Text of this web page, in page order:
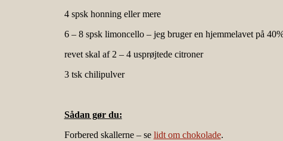
4 spsk honning eller mere
6 – 8 spsk limoncello – jeg bruger en hjemmelavet på
revet skal af 2 – 4 usprøjtede citroner
3 tsk chilipulver
Sådan gør du:
Forbered skallerne – se lidt om chokolade.